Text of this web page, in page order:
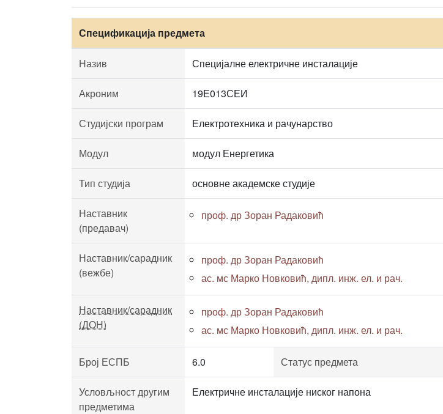
Спецификација предмета
Назив Специјалне електричне инсталације
Акроним 19Е013СЕИ
Студијски програм Електротехника и рачунарство
Модул модул Енергетика
Тип студија основне академске студије
Наставник
(предавач)
проф. др Зоран Радаковић
Наставник/сарадник
(вежбе)
проф. др Зоран Радаковић
ас. мс Марко Новковић, дипл. инж. ел. и рач.
Наставник/сарадник
(ДОН)
проф. др Зоран Радаковић
ас. мс Марко Новковић, дипл. инж. ел. и рач.
Број ЕСПБ 6.0 Статус предмета
Условљност другим
предметима
Електричне инсталације ниског напона